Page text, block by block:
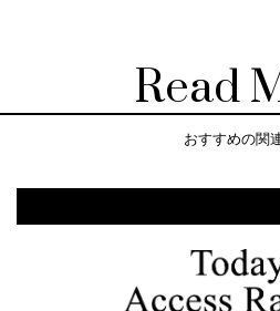
Read
おすすめの関